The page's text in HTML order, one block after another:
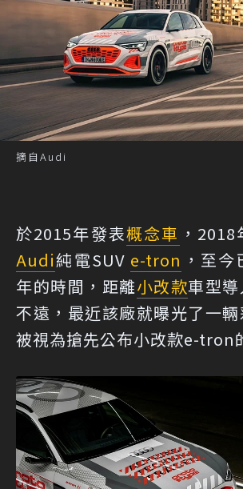
摘自Audi
於2015年發表概念車 ，
Audi純電SUV e-tron ，至
年的時間，距離小改款車型
不遠，最近該廠就曝光了一輛
被視為搶先公布小改款e-tron